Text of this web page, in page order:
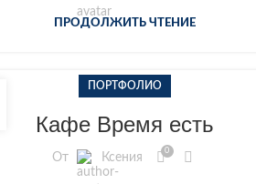
ПРОДОЛЖИТЬ ЧТЕНИЕ
ПОРТФОЛИО
Кафе Время есть
От Ксения 0